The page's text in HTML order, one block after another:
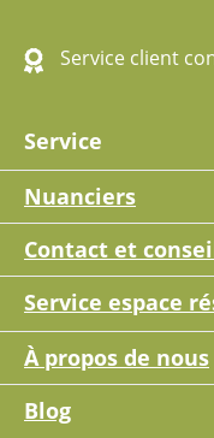
Service client
Service
Nuanciers
Contact et
Service espace
À propos de nous
Blog